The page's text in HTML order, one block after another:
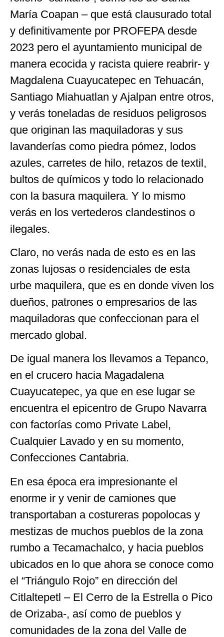
María Coapan – que está clausurado total
y definitivamente por PROFEPA desde
2023 pero el ayuntamiento municipal de
manera ecocida y racista quiere reabrir- y
Magdalena Cuayucatepec en Tehuacán,
Santiago Miahuatlan y Ajalpan entre otros,
y verás toneladas de residuos peligrosos
que originan las maquiladoras y sus
lavanderías como piedra pómez, lodos
azules, carretes de hilo, retazos de textil,
bultos de químicos y todo lo relacionado
con la basura maquilera. Y lo mismo
verás en los vertederos clandestinos o
ilegales.
Claro, no verás nada de esto es en las
zonas lujosas o residenciales de esta
urbe maquilera, que es en donde viven los
dueños, patrones o empresarios de las
maquiladoras que confeccionan para el
mercado global.
De igual manera los llevamos a Tepanco,
en el crucero hacia Magadalena
Cuayucatepec, ya que en ese lugar se
encuentra el epicentro de Grupo Navarra
con factorías como Private Label,
Cualquier Lavado y en su momento,
Confecciones Cantabria.
En esa época era impresionante el
enorme ir y venir de camiones que
transportaban a costureras popolocas y
mestizas de muchos pueblos de la zona
rumbo a Tecamachalco, y hacia pueblos
ubicados en lo que ahora se conoce como
el “Triángulo Rojo” en dirección del
Citlaltepetl – El Cerro de la Estrella o Pico
de Orizaba-, así como de pueblos y
comunidades de la zona del Valle de